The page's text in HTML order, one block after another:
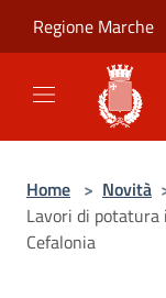
Regione Marche
Home > Novità
Lavori di
Cefalonia